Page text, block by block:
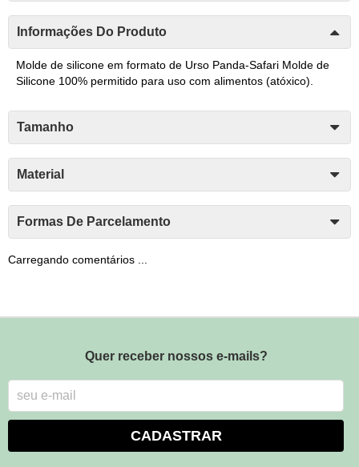
Informações Do Produto
Molde de silicone em formato de Urso Panda-Safari Molde de
Silicone 100% permitido para uso com alimentos (atóxico).
Tamanho
Material
Formas De Parcelamento
Carregando comentários ...
Quer receber nossos e-mails?
CADASTRAR